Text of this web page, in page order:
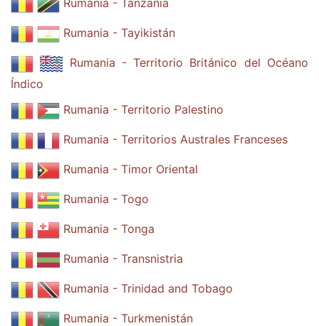
Rumania - Tanzania
Rumania - Tayikistán
Rumania - Territorio Británico del Océano
Índico
Rumania - Territorio Palestino
Rumania - Territorios Australes Franceses
Rumania - Timor Oriental
Rumania - Togo
Rumania - Tonga
Rumania - Transnistria
Rumania - Trinidad and Tobago
Rumania - Turkmenistán